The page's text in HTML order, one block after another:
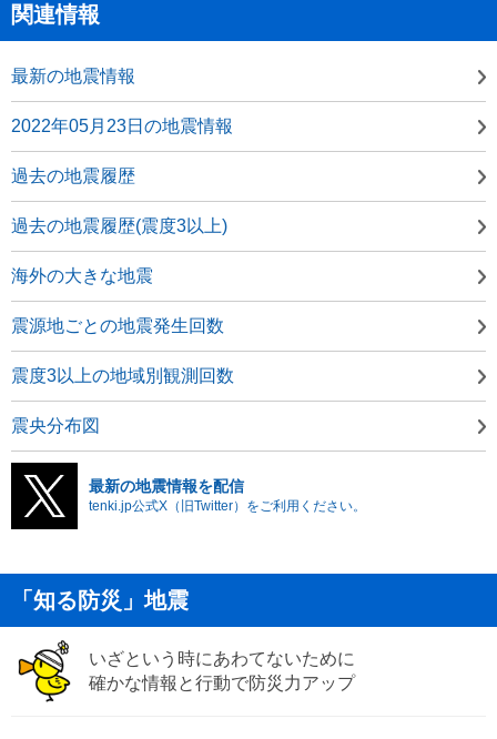
関連情報
最新の地震情報
2022年05月23日の地震情報
過去の地震履歴
過去の地震履歴(震度3以上)
海外の大きな地震
震源地ごとの地震発生回数
震度3以上の地域別観測回数
震央分布図
最新の地震情報を配信
tenki.jp公式X（旧Twitter）をご利用ください。
「知る防災」地震
いざという時にあわてないために
確かな情報と行動で防災力アップ